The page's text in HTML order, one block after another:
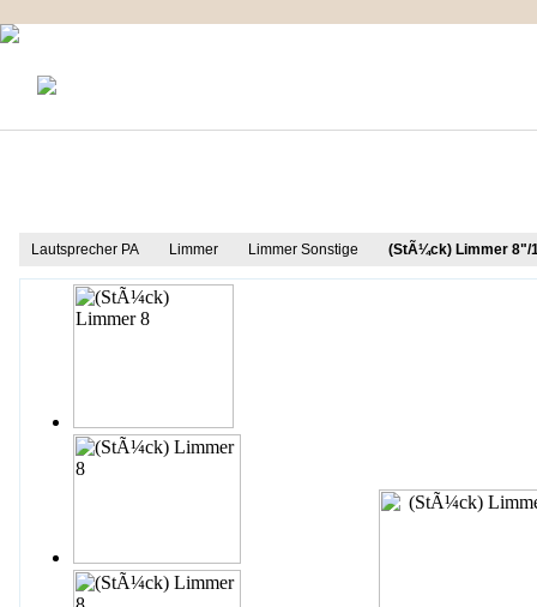
Lautsprecher PA Limmer Limmer Sonstige (StÃ¼ck) Limmer 8"/